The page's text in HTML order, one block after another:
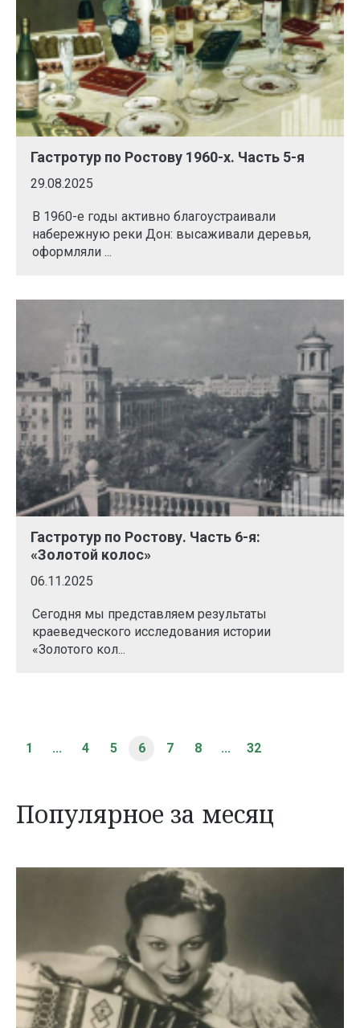
Гастротур по Ростову 1960-х. Часть 5-я
29.08.2025
В 1960-е годы активно благоустраивали
набережную реки Дон: высаживали деревья,
оформляли ...
Гастротур по Ростову. Часть 6-я:
«Золотой колос»
06.11.2025
Сегодня мы представляем результаты
краеведческого исследования истории
«Золотого кол...
1 ... 4 5 6 7 8 ... 32
Популярное за месяц